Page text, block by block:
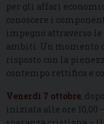
per gli affari
conoscere i
impegno attraverso
ambiti. Un momento
risposto con la
contempo rettifica e
Venerdì 7 ottobre,
iniziata alle ore 10,00